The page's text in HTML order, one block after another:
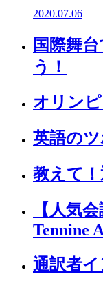
2020.07.06
国際舞
う！
オリン
英語の
教えて
【人気
Tennine
通訳者